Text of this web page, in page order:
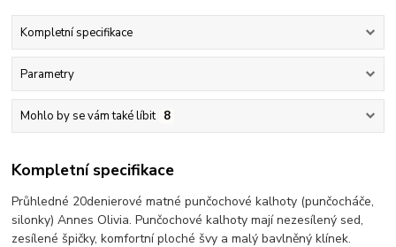
Kompletní specifikace
Parametry
Mohlo by se vám také líbit 8
Kompletní specifikace
Průhledné 20denierové matné punčochové kalhoty (punčocháče,
silonky) Annes Olivia. Punčochové kalhoty mají nezesílený sed,
zesílené špičky, komfortní ploché švy a malý bavlněný klínek.